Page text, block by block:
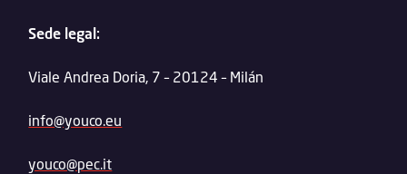
Sede legal:
Viale Andrea Doria, 7 – 20124 – Milán
info@youco.eu
youco@pec.it